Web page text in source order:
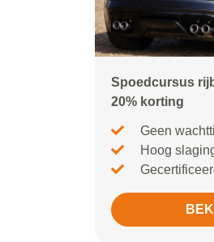
Spoedcursus
20% korting
Geen
Hoog